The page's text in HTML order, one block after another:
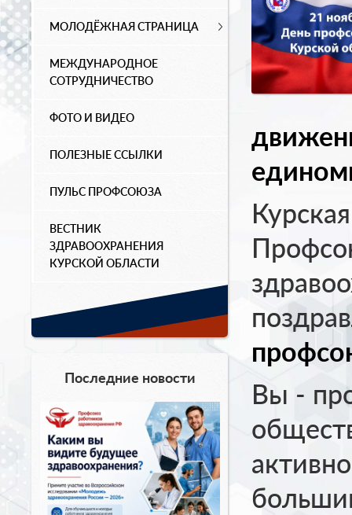
МОЛОДЁЖНАЯ СТРАНИЦА
МЕЖДУНАРОДНОЕ
СОТРУДНИЧЕСТВО
ФОТО И ВИДЕО
ПОЛЕЗНЫЕ ССЫЛКИ
ПУЛЬС ПРОФСОЮЗА
ВЕСТНИК
ЗДРАВООХРАНЕНИЯ
КУРСКОЙ ОБЛАСТИ
Последние новости
Вы -